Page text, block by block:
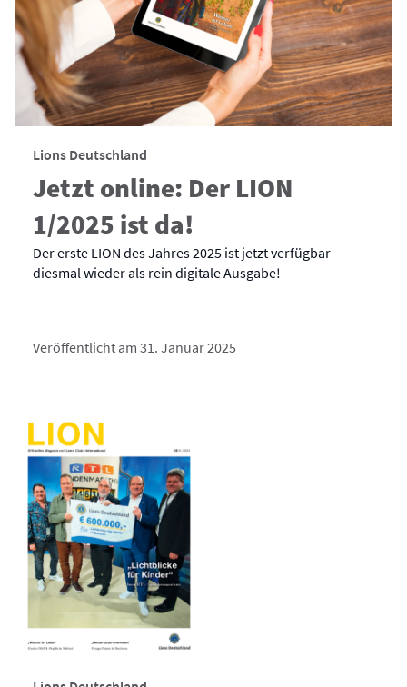
Lions Deutschland
Jetzt online: Der LION
1/2025 ist da!
Der erste LION des Jahres 2025 ist jetzt verfügbar –
diesmal wieder als rein digitale Ausgabe!
Veröffentlicht am 31. Januar 2025